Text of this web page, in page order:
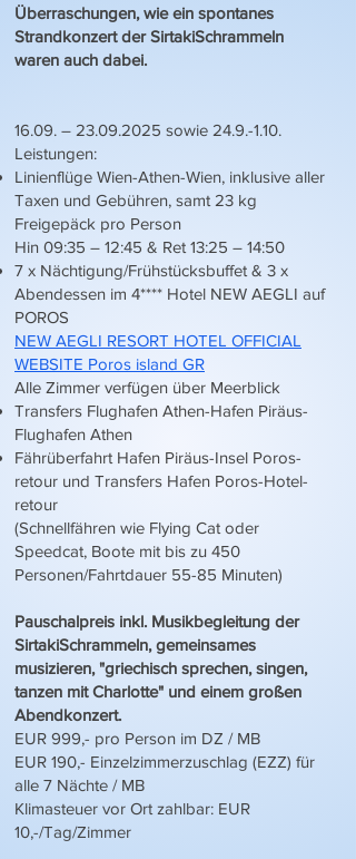
Überraschungen, wie ein spontanes
Strandkonzert der SirtakiSchrammeln
waren auch dabei.
16.09. – 23.09.2025 sowie 24.9.-1.10.
Leistungen:
Linienflüge Wien-Athen-Wien, inklusive aller
Taxen und Gebühren, samt 23 kg
Freigepäck pro Person
Hin 09:35 – 12:45 & Ret 13:25 – 14:50
7 x Nächtigung/Frühstücksbuffet & 3 x
Abendessen im 4**** Hotel NEW AEGLI auf
POROS
NEW AEGLI RESORT HOTEL OFFICIAL
WEBSITE Poros island GR
Alle Zimmer verfügen über Meerblick
Transfers Flughafen Athen-Hafen Piräus-
Flughafen Athen
Fährüberfahrt Hafen Piräus-Insel Poros-
retour und Transfers Hafen Poros-Hotel-
retour
(Schnellfähren wie Flying Cat oder
Speedcat, Boote mit bis zu 450
Personen/Fahrtdauer 55-85 Minuten)
Pauschalpreis inkl. Musikbegleitung der
SirtakiSchrammeln, gemeinsames
musizieren, "griechisch sprechen, singen,
tanzen mit Charlotte" und einem großen
Abendkonzert.
EUR 999,- pro Person im DZ / MB
EUR 190,- Einzelzimmerzuschlag (EZZ) für
alle 7 Nächte / MB
Klimasteuer vor Ort zahlbar: EUR
10,-/Tag/Zimmer